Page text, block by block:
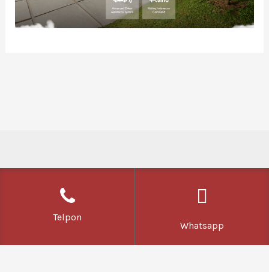
Copyright © 2026 | Powered by
Telpon
Whatsapp